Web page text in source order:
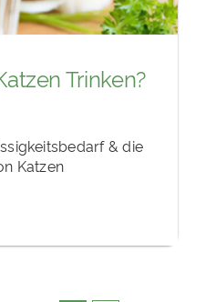
Trinken?
& die
Katzen